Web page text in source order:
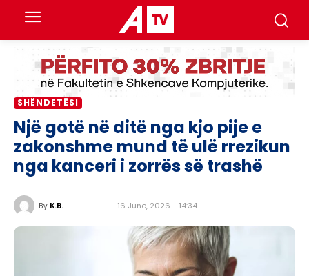
SHËNDETËSI
Një gotë në ditë nga kjo pije e
zakonshme mund të ulë rrezikun
nga kanceri i zorrës së trashë
By K.B. 16 June, 2026 - 14:34